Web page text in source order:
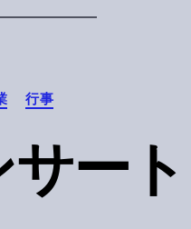
行事
ート